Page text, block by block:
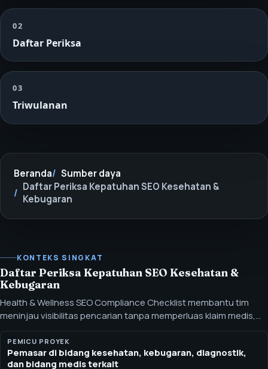
02
Daftar Periksa
03
Triwulanan
Beranda
Sumber daya
Daftar Periksa Kepatuhan SEO Kesehatan &
Kebugaran
KONTEKS SINGKAT
Daftar Periksa Kepatuhan SEO Kesehatan &
Kebugaran
Health & Wellness SEO Compliance Checklist membantu tim
meninjau visibilitas pencarian tanpa memperluas klaim medis,
suplemen, atau kebugaran secara berlebihan. Minta SEOH's
Health & Wellness SEO Compliance Checklist untuk YMYL,
schema, E-E-A-T, klaim, dan kejelasan jawaban AI.
PEMICU PROYEK
Pemasar di bidang kesehatan, kebugaran, diagnostik,
dan bidang medis terkait